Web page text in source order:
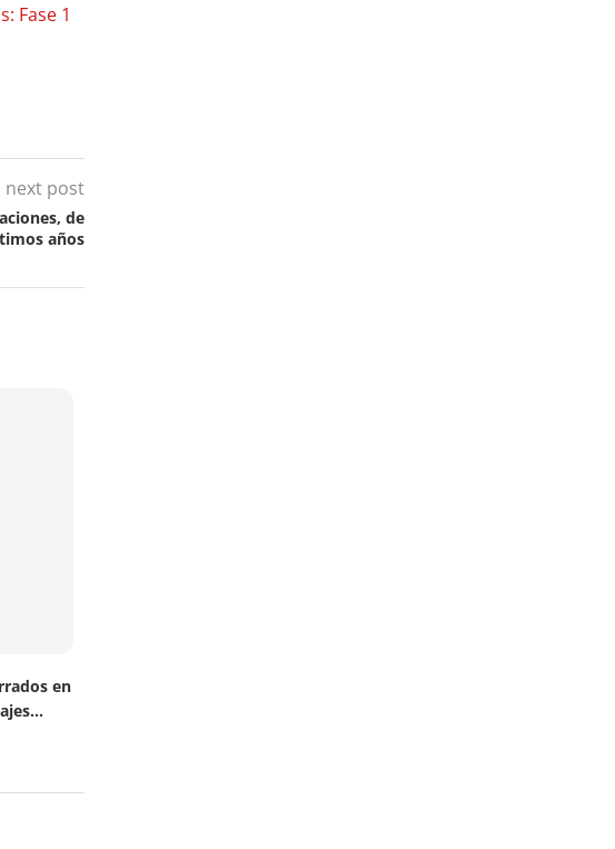
Fase 1
next post
de
años
en